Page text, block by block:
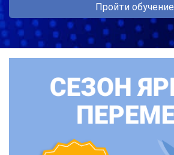
Пройти обучение